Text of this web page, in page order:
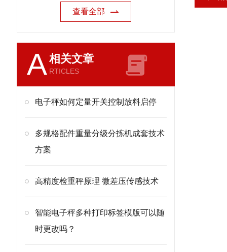
查看全部
A相关文章
RTICLES
电子秤如何定量开关控制放料启停
多规格配件重量分级分拣机成套技术
方案
高精度检重秤原理 微差压传感技术
智能电子秤多种打印标签模版可以随
时更改吗？